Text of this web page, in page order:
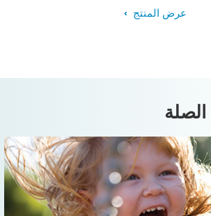
with gel or silicone options.
عرض المنتج